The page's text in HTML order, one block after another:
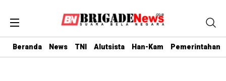
Beranda News TNI Alutsista Han-Kam Pemerintahan